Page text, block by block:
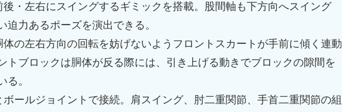
・左右にスイングするギミックを搭載。股間軸も下方向へスイング
迫力あるポーズを演出できる。
の左右方向の回転を妨げないようフロントスカートが手前に傾く連動
トブロックは胴体が反る際には、引き上げる動きでブロックの隙間を
る。
ールジョイントで接続。肩スイング、肘二重関節、手首二重関節の組